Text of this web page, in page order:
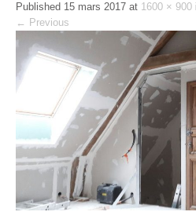
Published 15 mars 2017 at 1600 × 900
← Previous